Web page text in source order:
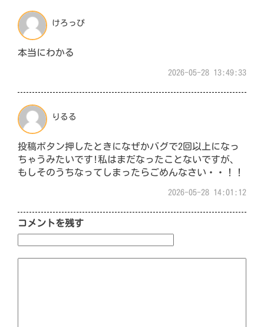
けろっぴ
本当にわかる
2026-05-28 13:49:33
りるる
投稿ボタン押したときになぜかバグで2回以上になっ
ちゃうみたいです!私はまだなったことないですが、
もしそのうちなってしまったらごめんなさい・・！！
2026-05-28 14:01:12
コメントを残す